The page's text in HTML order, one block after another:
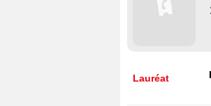
Lauréat